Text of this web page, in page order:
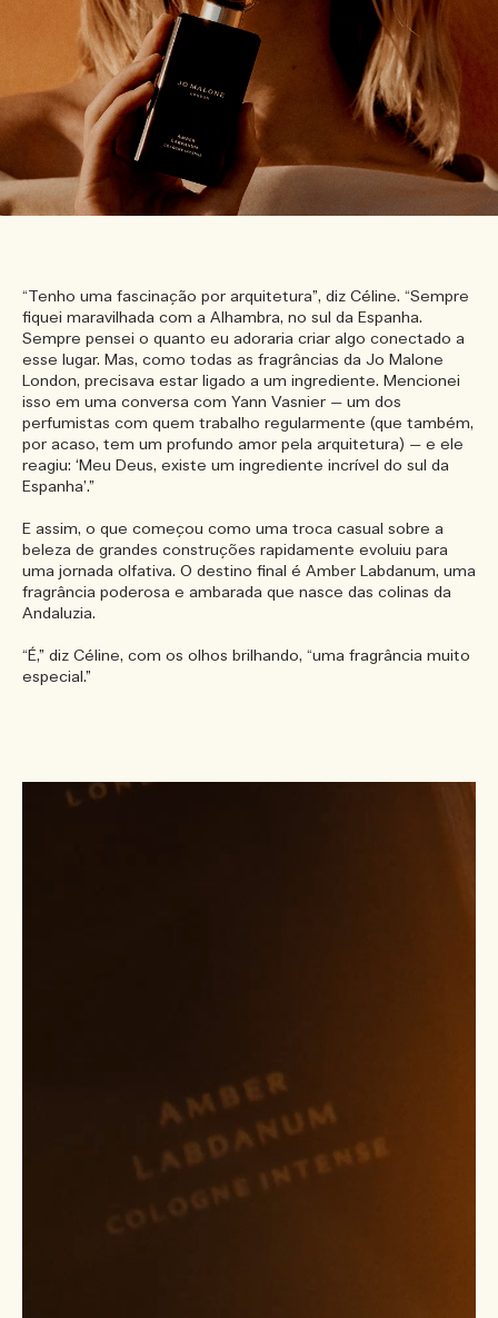
“Tenho uma fascinação por arquitetura”, diz Céline. “Sempre
fiquei maravilhada com a Alhambra, no sul da Espanha.
Sempre pensei o quanto eu adoraria criar algo conectado a
esse lugar. Mas, como todas as fragrâncias da Jo Malone
London, precisava estar ligado a um ingrediente. Mencionei
isso em uma conversa com Yann Vasnier — um dos
perfumistas com quem trabalho regularmente (que também,
por acaso, tem um profundo amor pela arquitetura) — e ele
reagiu: ‘Meu Deus, existe um ingrediente incrível do sul da
Espanha’.”
E assim, o que começou como uma troca casual sobre a
beleza de grandes construções rapidamente evoluiu para
uma jornada olfativa. O destino final é Amber Labdanum, uma
fragrância poderosa e ambarada que nasce das colinas da
Andaluzia.
“É,” diz Céline, com os olhos brilhando, “uma fragrância muito
especial.”